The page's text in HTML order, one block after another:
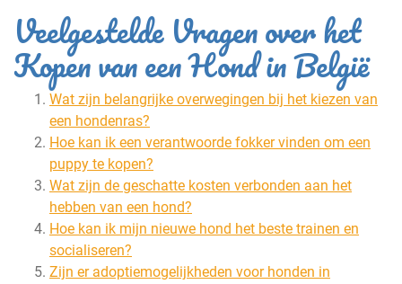
Veelgestelde Vragen over het
Kopen van een Hond in België
Wat zijn belangrijke overwegingen bij het kiezen van
een hondenras?
Hoe kan ik een verantwoorde fokker vinden om een
puppy te kopen?
Wat zijn de geschatte kosten verbonden aan het
hebben van een hond?
Hoe kan ik mijn nieuwe hond het beste trainen en
socialiseren?
Zijn er adoptiemogelijkheden voor honden in